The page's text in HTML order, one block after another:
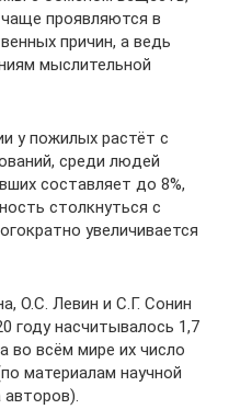
проявляются в
причин, а ведь
мыслительной
у пожилых растёт с
среди людей
составляет до 8%,
столкнуться с
увеличивается
О.С. Левин и С.Г. Сонин
году насчитывалось 1,7
во всём мире их число
материалам научной